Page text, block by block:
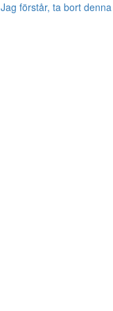
Jag förstår, ta bort